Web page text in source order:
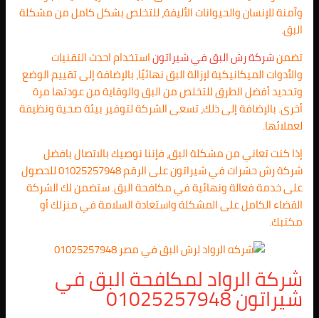
وآمنة للإنسان والحيوانات الأليفة، للتخلص بشكل كامل من مشكلة
البق.
تضمنشركة رش البق في شيراتوناستخدام احدث التقنيات
والأدوات الميكانيكية لإزالة البق نهائيًا، بالإضافة إلى تقييم الوضع
وتحديد أفضل الطرق للتخلص من البق والوقاية من عودتها مرة
أخرى. بالإضافة إلى ذلك، تسعى الشركة لتوفير بيئة صحية ونظيفة
لعملائها.
إذا كنت تعاني من مشكلة البق، فإننا نوصيك بالاتصال بافضل
شركة رش حشرات في شيراتون على الرقم 01025257948 للحصول
على خدمة فعالة ونهائية في مكافحة البق. ستضمن لك الشركة
القضاء الكامل على المشكلة واستعادة السلامة في منزلك أو
مكتبك.
شركة الرواد لمكافحة البق في
شيراتون 01025257948